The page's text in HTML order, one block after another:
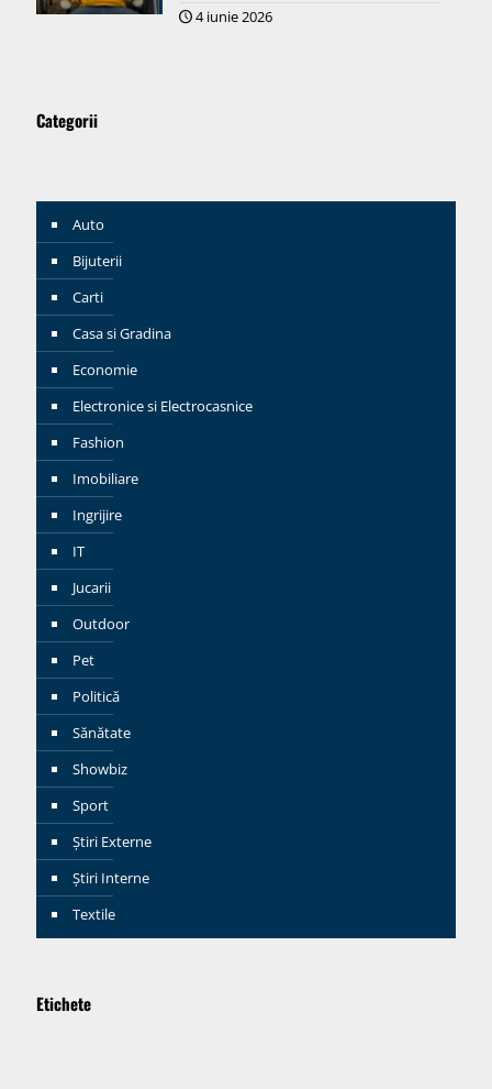
4 iunie 2026
Categorii
Auto
Bijuterii
Carti
Casa si Gradina
Economie
Electronice si Electrocasnice
Fashion
Imobiliare
Ingrijire
IT
Jucarii
Outdoor
Pet
Politică
Sănătate
Showbiz
Sport
Știri Externe
Știri Interne
Textile
Etichete